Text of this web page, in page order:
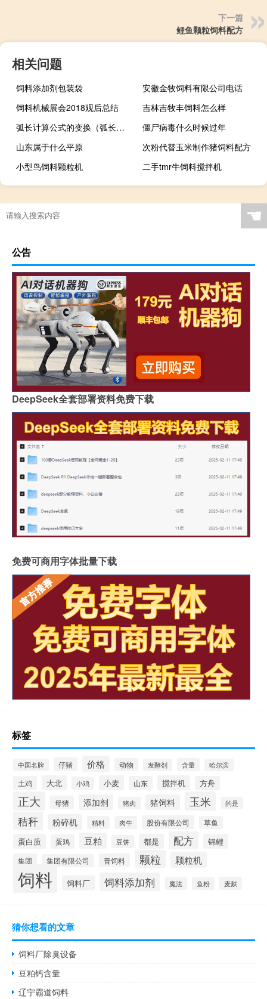
下一篇
鲤鱼颗粒饲料配方
相关问题
饲料添加剂包装袋
安徽金牧饲料有限公司电话
饲料机械展会2018观后总结
吉林吉牧丰饲料怎么样
弧长计算公式的变换（弧长计算公式）
僵尸病毒什么时候过年
山东属于什么平原
次粉代替玉米制作猪饲料配方
小型鸟饲料颗粒机
二手tmr牛饲料搅拌机
☚
公告
DeepSeek全套部署资料免费下载
免费可商用字体批量下载
标签
中国名牌 仔猪 价格 动物 发酵剂 含量 哈尔滨
土鸡 大北 小鸡 小麦 山东 搅拌机 方舟
正大 母猪 添加剂 猪肉 猪饲料 玉米 的是
秸秆 粉碎机 精料 肉牛 股份有限公司 草鱼
蛋白质 蛋鸡 豆粕 豆饼 都是 配方 锦鲤
集团 集团有限公司 青饲料 颗粒 颗粒机
饲料 饲料厂 饲料添加剂 魔法 鱼粉 麦麸
猜你想看的文章
饲料厂除臭设备
豆粕钙含量
辽宁霸道饲料